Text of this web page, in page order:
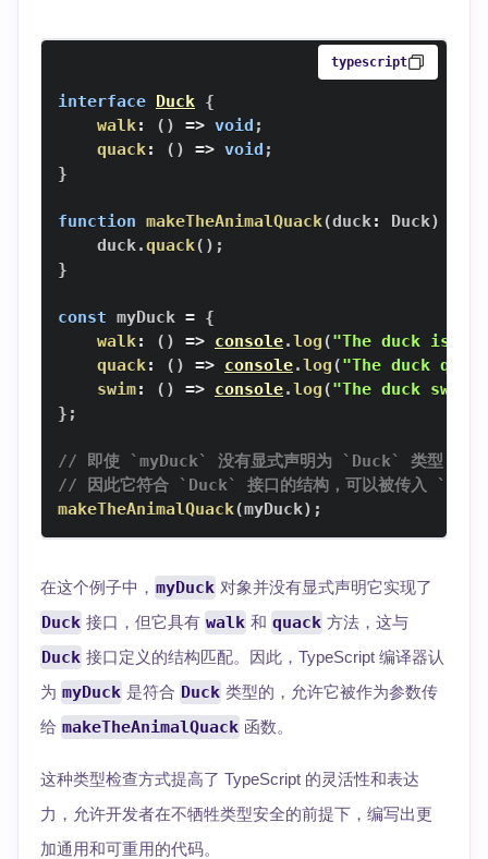
typescript
interface Duck {
walk: ( ) => void ;
quack: ( ) => void ;
}
function makeTheAnimalQuack(duck: Duck)
    duck
.quack( ) ;
}
const myDuck = {
walk: ( ) => console.log("The duck is
quack: ( ) => console.log("The duck
swim: ( ) => console.log("The duck
} ;
// 即使 `myDuck` 没有显式声明为 `Duck` 类型，
// 因此它符合 `Duck` 接口的结构，可以被传入
makeTheAnimalQuack(myDuck) ;
在这个例子中， myDuck 对象并没有显式声明它实现了
Duck 接口，但它具有 walk 和 quack 方法，这与
Duck 接口定义的结构匹配。因此，TypeScript 编译器认
为 myDuck 是符合 Duck 类型的，允许它被作为参数传
给 makeTheAnimalQuack 函数。
这种类型检查方式提高了 TypeScript 的灵活性和表达
力，允许开发者在不牺牲类型安全的前提下，编写出更
加通用和可重用的代码。